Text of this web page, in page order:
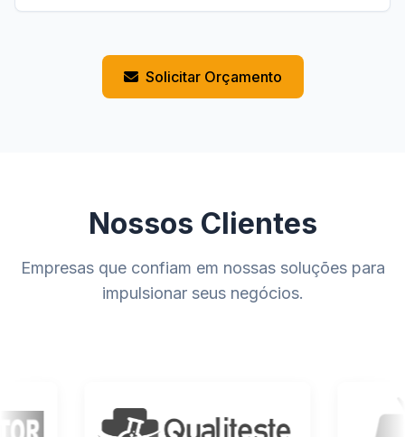
Solicitar Orçamento
Nossos Clientes
Empresas que confiam em nossas soluções para
impulsionar seus negócios.